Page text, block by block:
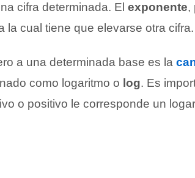
cifra determinada. El exponente,
la cual tiene que elevarse otra cifra.
a una determinada base es la
como logaritmo o log. Es
o positivo le corresponde un